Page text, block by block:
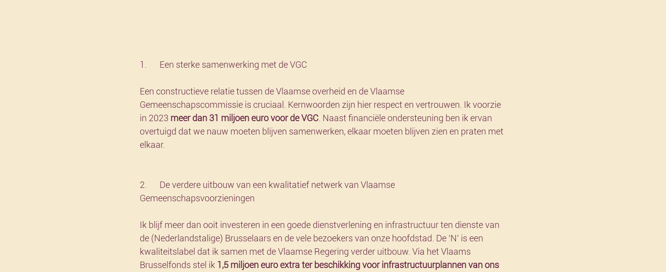
1.	Een sterke samenwerking met de VGC
Een constructieve relatie tussen de Vlaamse overheid en de Vlaamse
Gemeenschapscommissie is cruciaal. Kernwoorden zijn hier respect en vertrouwen. Ik voorzie
in 2023 meer dan 31 miljoen euro voor de VGC . Naast financiële ondersteuning ben ik ervan
overtuigd dat we nauw moeten blijven samenwerken, elkaar moeten blijven zien en praten met
elkaar.
2.	De verdere uitbouw van een kwalitatief netwerk van Vlaamse
Gemeenschapsvoorzieningen
Ik blijf meer dan ooit investeren in een goede dienstverlening en infrastructuur ten dienste van
de (Nederlandstalige) Brusselaars en de vele bezoekers van onze hoofdstad. De ‘N’ is een
kwaliteitslabel dat ik samen met de Vlaamse Regering verder uitbouw. Via het Vlaams
Brusselfonds stel ik 1,5 miljoen euro extra ter beschikking voor infrastructuurplannen van ons